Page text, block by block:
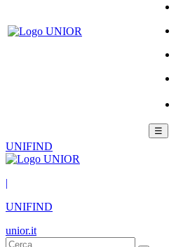
☰
UNIFIND
|
UNIFIND
unior.it